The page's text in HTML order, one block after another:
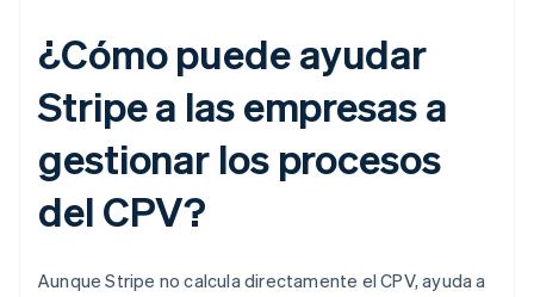
¿Cómo puede ayudar
Stripe a las empresas a
gestionar los procesos
del CPV?
Aunque Stripe no calcula directamente el CPV, ayuda a